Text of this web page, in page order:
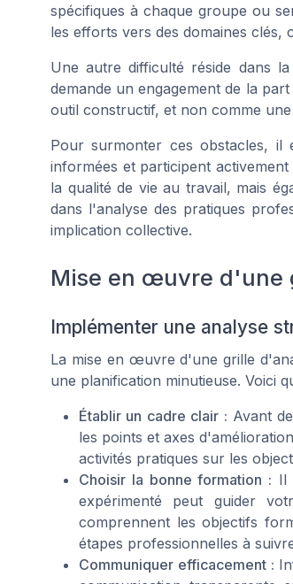
spécifiques à chaque groupe ou
les efforts vers des domaines clés,
Une autre difficulté réside dans la
demande un engagement de la
outil constructif, et non comme
Pour surmonter ces obstacles, il
informées et participent
la qualité de vie au travail, mais
dans l'analyse des pratiques
implication collective.
Mise en œuvre d'une
Implémenter une analyse
La mise en œuvre d'une grille
une planification minutieuse. Voici
Établir un cadre clair : Avant
les points et axes
activités pratiques sur les
Choisir la bonne formation : Il
expérimenté peut guider
comprennent les objectifs
étapes professionnelles à
Communiquer efficacement :